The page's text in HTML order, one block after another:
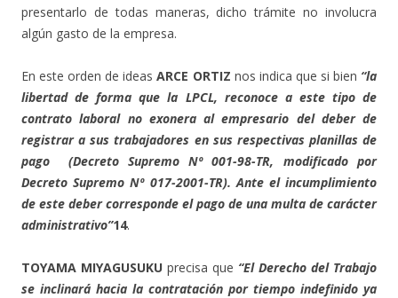
presentarlo de todas maneras, dicho trámite no involucra
algún gasto de la empresa.
En este orden de ideasARCE ORTIZ nos indica que si bien “la
libertad de forma que la LPCL, reconoce a este tipo de
contrato laboral no exonera al empresario del deber de
registrar a sus trabajadores en sus respectivas planillas de
pago (Decreto Supremo Nº 001-98-TR, modificado por
Decreto Supremo Nº 017-2001-TR). Ante el incumplimiento
de este deber corresponde el pago de una multa de carácter
administrativo”14.
TOYAMA MIYAGUSUKU precisa que “El Derecho del Trabajo
se inclinará hacia la contratación por tiempo indefinido ya